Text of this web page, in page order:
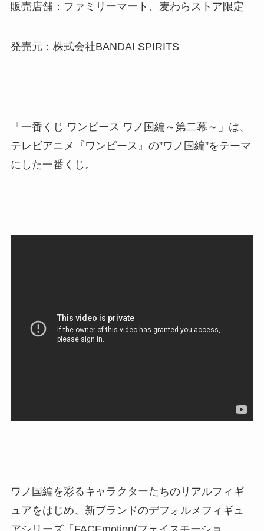
販売店舗：ファミリーマート、麦わらストア限定
発売元：株式会社BANDAI SPIRITS
「一番くじ ワンピース ワノ国編～第二幕～」は、
テレビアニメ『ワンピース』の”ワノ国編”をテーマ
にした一番くじ。
ワノ国編を彩るキャラクターたちのリアルフィギ
ュアをはじめ、新ブランドのデフォルメフィギュ